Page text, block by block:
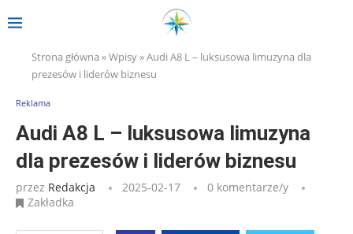
Strona główna »Wpisy»Audi A8 L – luksusowa limuzyna dla
prezesów i liderów biznesu
Reklama
Audi A8 L – luksusowa limuzyna
dla prezesów i liderów biznesu
przez Redakcja 2025-02-17
0 komentarze/y
Zakładka